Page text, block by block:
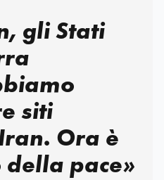
gli Stati
siti
Ora è
pace»